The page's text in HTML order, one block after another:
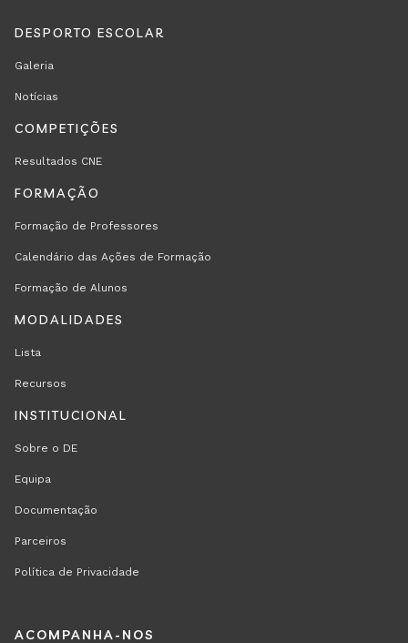
REGION
FOOTER
RODAPÉ
DESPORTO ESCOLAR
Galeria
Notícias
COMPETIÇÕES
Resultados CNE
FORMAÇÃO
Formação de Professores
Calendário das Ações de Formação
Formação de Alunos
MODALIDADES
Lista
Recursos
INSTITUCIONAL
Sobre o DE
Equipa
Documentação
Parceiros
Política de Privacidade
REGION
ACOMPANHA-NOS